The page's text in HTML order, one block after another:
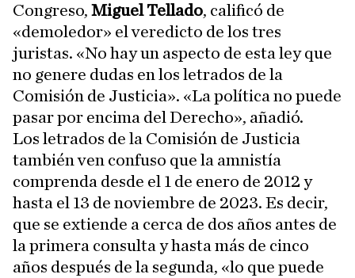
Congreso, Miguel Tellado, calificó de
«demoledor» el veredicto de los tres
juristas. «No hay un aspecto de esta ley que
no genere dudas en los letrados de la
Comisión de Justicia». «La política no puede
pasar por encima del Derecho», añadió.
Los letrados de la Comisión de Justicia
también ven confuso que la amnistía
comprenda desde el 1 de enero de 2012 y
hasta el 13 de noviembre de 2023. Es decir,
que se extiende a cerca de dos años antes de
la primera consulta y hasta más de cinco
años después de la segunda, «lo que puede